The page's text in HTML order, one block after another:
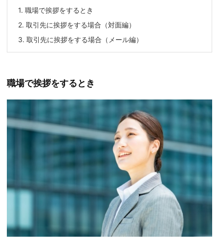
1. 職場で挨拶をするとき
2. 取引先に挨拶をする場合（対面編）
3. 取引先に挨拶をする場合（メール編）
職場で挨拶をするとき